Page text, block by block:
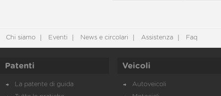
Chi siamo Eventi News e circolari Assistenza Faq
Patenti
La patente di guida
Veicoli
Autoveicoli